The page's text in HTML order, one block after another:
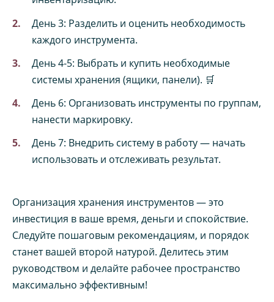
День 3: Разделить и оценить необходимость
каждого инструмента.
День 4-5: Выбрать и купить необходимые
системы хранения (ящики, панели). 🛒
День 6: Организовать инструменты по группам,
нанести маркировку.
День 7: Внедрить систему в работу — начать
использовать и отслеживать результат.
Организация хранения инструментов — это
инвестиция в ваше время, деньги и спокойствие.
Следуйте пошаговым рекомендациям, и порядок
станет вашей второй натурой. Делитесь этим
руководством и делайте рабочее пространство
максимально эффективным!